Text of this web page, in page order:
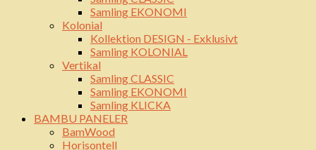
Samling EKONOMI
Kolonial
Kollektion DESIGN - Exklusivt
Samling KOLONIAL
Vertikal
Samling CLASSIC
Samling EKONOMI
Samling KLICKA
BAMBU PANELER
BamWood
Horisontell